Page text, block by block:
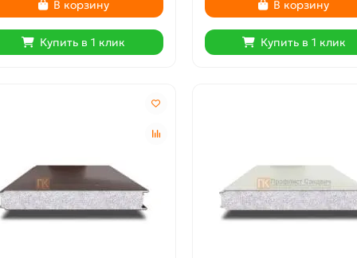
В корзину
Купить в 1 клик
В корзину
Купить в 1 клик